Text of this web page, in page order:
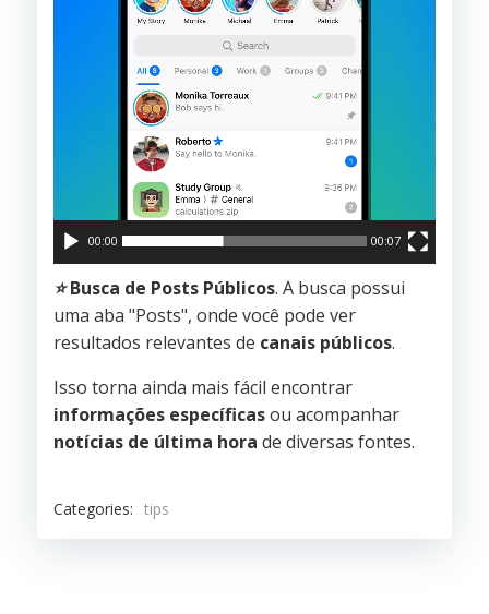
00:00 00:07
⭐️ Busca de Posts Públicos. A busca possui
uma aba "Posts", onde você pode ver
resultados relevantes de canais públicos.
Isso torna ainda mais fácil encontrar
informações específicasou acompanhar
notícias de última hora de diversas fontes.
Categories: tips